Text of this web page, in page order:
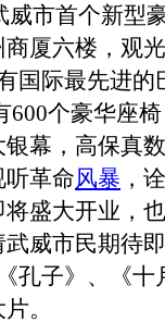
市首个新型
厦六楼，观
国际最先进
个豪华座
幕，高保真
听革命风暴 ，
盛大开业，
威市民期待
孔子》、《
。